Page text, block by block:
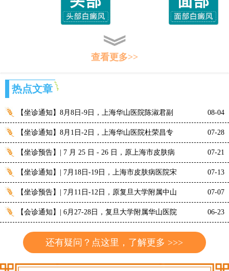
查看更多>>
热点文章
【坐诊通知】8月8日-9日，上海华山医院陈淑君副 08-04
【坐诊通知】8月1日-2日，上海华山医院杜荣昌专 07-28
【坐诊预告】| 7 月 25 日 - 26 日，原上海市皮肤病 07-21
【坐诊通知】| 7月18日-19日，上海市皮肤病医院宋 07-13
【坐诊预告】| 7月11日-12日，原复旦大学附属中山 07-07
【会诊通知】| 6月27-28日，复旦大学附属华山医院 06-23
还有疑问？点这里，了解更多 >>>